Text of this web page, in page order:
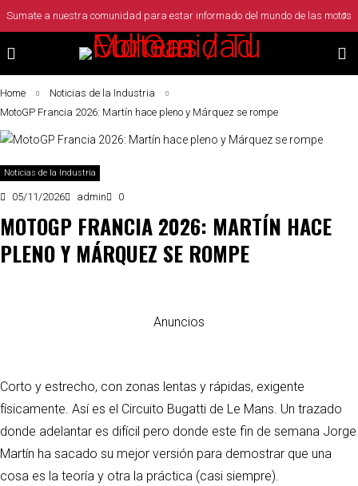
Sumate a nuestra comunidad para estar informado del mundo de las motos
Home
Noticias de la Industria
MotoGP Francia 2026: Martín hace pleno y Márquez se rompe
Noticias de la Industria
05/11/2026 admin 0
MOTOGP FRANCIA 2026: MARTÍN HACE
PLENO Y MÁRQUEZ SE ROMPE
Anuncios
Corto y estrecho, con zonas lentas y rápidas, exigente
físicamente. Así es el Circuito Bugatti de Le Mans. Un trazado
donde adelantar es difícil pero donde este fin de semana Jorge
Martín ha sacado su mejor versión para demostrar que una
cosa es la teoría y otra la práctica (casi siempre).